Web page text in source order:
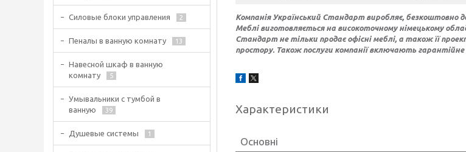
Компанія Український Стандарт виробляє, безкоштовно
Меблі виготовляється на високоточному німецькому
Стандарт не тільки продає офісні меблі, а також її
простору. Також послуги компанії включають гарантійне
Характеристики
Основні
Силовые блоки управления 2
Пеналы в ванную комнату 13
Навесной шкаф в ванную
комнату
5
Умывальники с тумбой в
ванную
39
Душевые системы 1